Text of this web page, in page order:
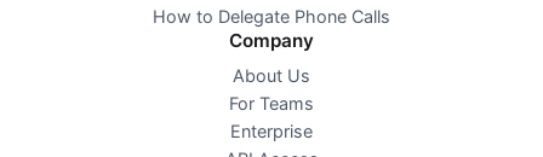
How to Delegate Phone Calls
Company
About Us
For Teams
Enterprise